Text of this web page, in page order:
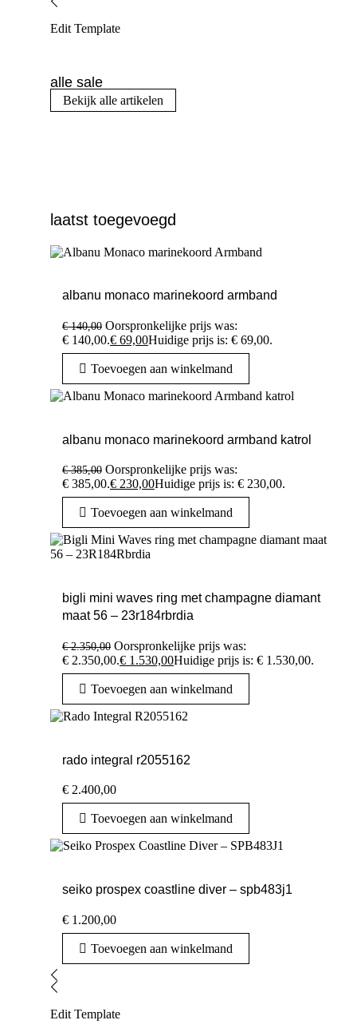
Edit Template
alle sale
Bekijk alle artikelen
laatst toegevoegd
albanu monaco marinekoord armband
€140,00 Oorspronkelijke prijs was:
€ 140,00.€ 69,00Huidige prijs is: € 69,00.
Toevoegen aan winkelmand
albanu monaco marinekoord armband katrol
€385,00 Oorspronkelijke prijs was:
€ 385,00.€ 230,00Huidige prijs is: € 230,00.
Toevoegen aan winkelmand
bigli mini waves ring met champagne diamant
maat 56 – 23r184rbrdia
€2.350,00 Oorspronkelijke prijs was:
€ 2.350,00.€ 1.530,00Huidige prijs is: € 1.530,00.
Toevoegen aan winkelmand
rado integral r2055162
€ 2.400,00
Toevoegen aan winkelmand
seiko prospex coastline diver – spb483j1
€ 1.200,00
Toevoegen aan winkelmand
Edit Template